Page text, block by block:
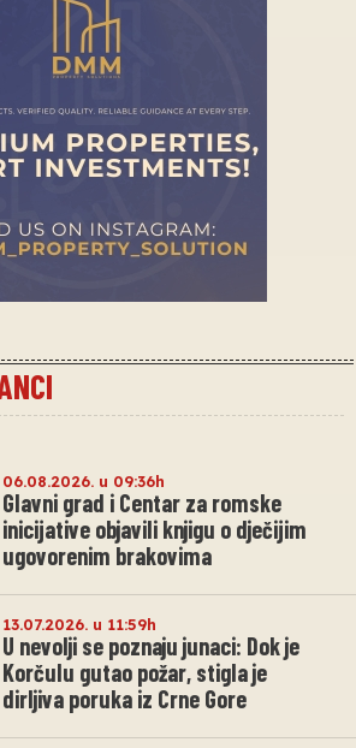
06.08.2026. u 09:36h
Glavni grad i Centar za romske
inicijative objavili knjigu o dječijim
ugovorenim brakovima
13.07.2026. u 11:59h
U nevolji se poznaju junaci: Dok je
Korčulu gutao požar, stigla je
dirljiva poruka iz Crne Gore